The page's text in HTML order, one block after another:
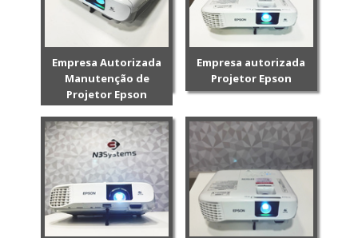
Empresa Autorizada
Manutenção de
Projetor Epson
Empresa autorizada
Projetor Epson